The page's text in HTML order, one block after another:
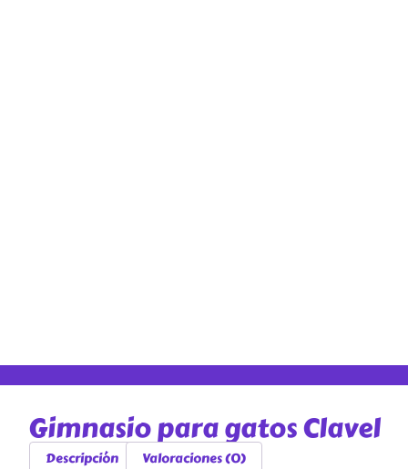
Gimnasio para gatos Clavel
Descripción Valoraciones (0)